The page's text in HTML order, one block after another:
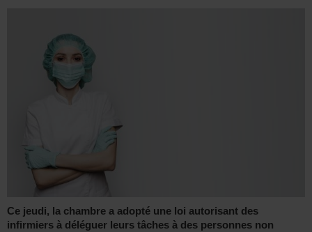
Ce jeudi, la chambre a adopté une loi autorisant des
infirmiers à déléguer leurs tâches à des personnes non